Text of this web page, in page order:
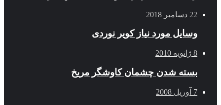
22 دسامبر 2018
وسایل مورد نیاز کویر نوردی
8 ژانویه 2010
بسته شدن چشمان کاوشگر مريخ
7 آوریل 2008